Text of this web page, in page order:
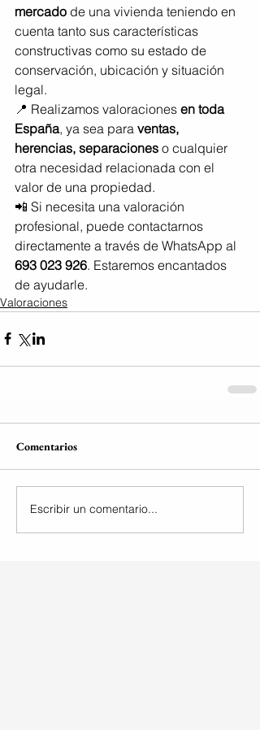
mercado de una vivienda teniendo en
cuenta tanto sus características
constructivas como su estado de
conservación, ubicación y situación
legal.
📍 Realizamos valoraciones en toda
España, ya sea para ventas,
herencias, separaciones o cualquier
otra necesidad relacionada con el
valor de una propiedad.
📲 Si necesita una valoración
profesional, puede contactarnos
directamente a través de WhatsApp al
693 023 926. Estaremos encantados
de ayudarle.
Valoraciones
Comentarios
Escribir un comentario...